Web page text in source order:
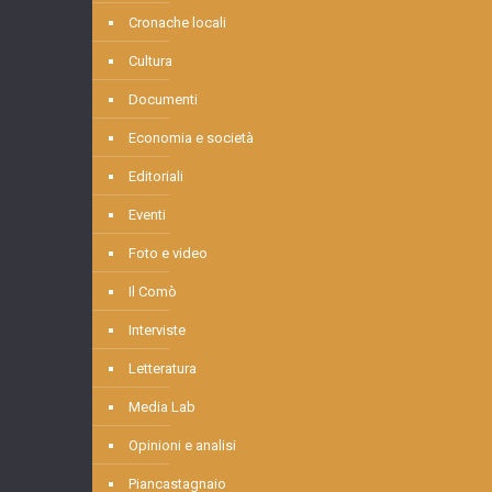
Cronache locali
Cultura
Documenti
Economia e società
Editoriali
Eventi
Foto e video
Il Comò
Interviste
Letteratura
Media Lab
Opinioni e analisi
Piancastagnaio